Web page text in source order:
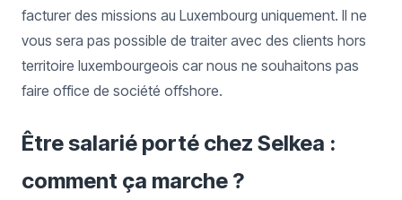
facturer des missions au Luxembourg uniquement. Il ne
vous sera pas possible de traiter avec des clients hors
territoire luxembourgeois car nous ne souhaitons pas
faire office de société offshore.
Être salarié porté chez Selkea :
comment ça marche ?